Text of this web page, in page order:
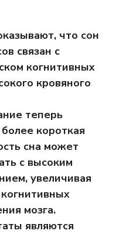
что сон
связан с
когнитивных
кровяного
теперь
короткая
сна может
с высоким
увеличивая
мозга.
являются